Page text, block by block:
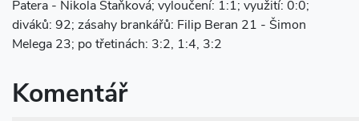
Patera - Nikola Staňková; vyloučení: 1:1; využití: 0:0;
diváků: 92; zásahy brankářů: Filip Beran 21 - Šimon
Melega 23; po třetinách: 3:2, 1:4, 3:2
Komentář